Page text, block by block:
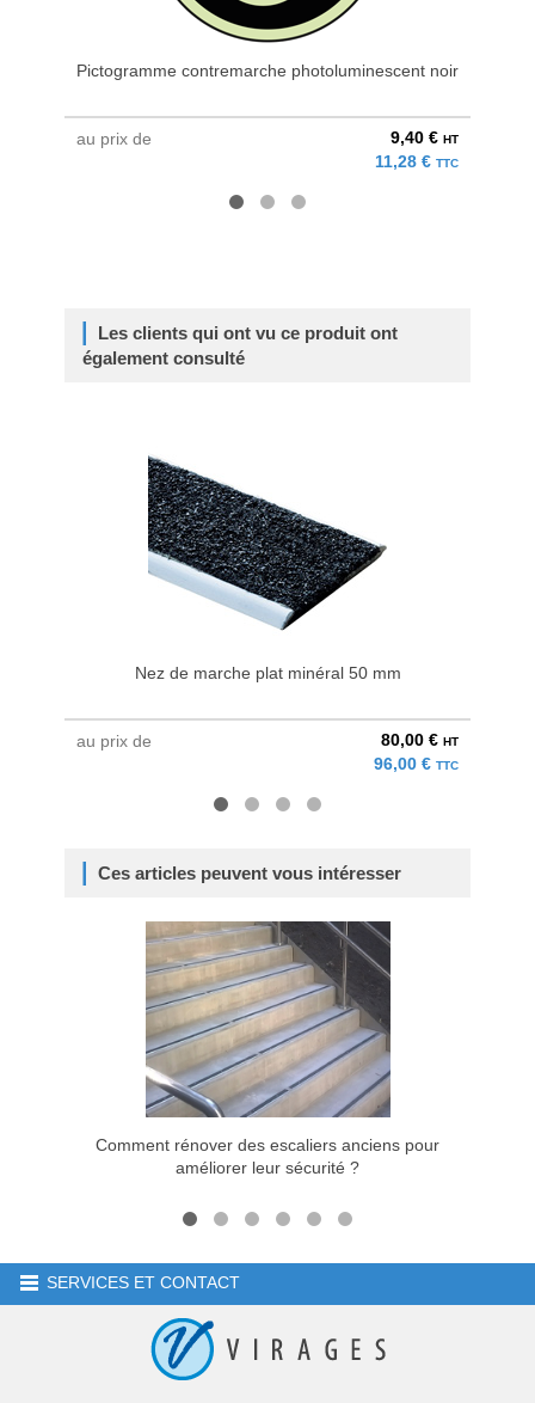
Pictogramme contremarche photoluminescent noir
au prix de 9,40 € HT
11,28 € TTC
Les clients qui ont vu ce produit ont
également consulté
Nez de marche plat minéral 50 mm
au prix de 80,00 € HT
96,00 € TTC
Ces articles peuvent vous intéresser
Comment rénover des escaliers anciens pour
améliorer leur sécurité ?
SERVICES ET CONTACT